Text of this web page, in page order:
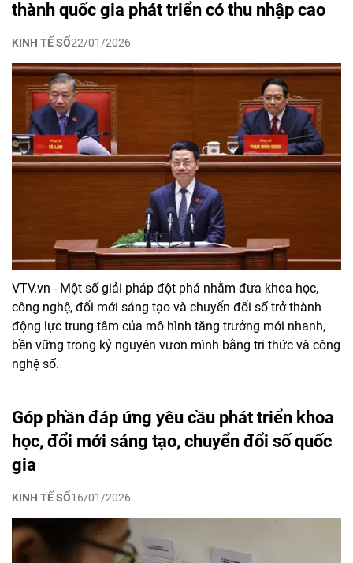
thành quốc gia phát triển có thu nhập cao
KINH TẾ SỐ22/01/2026
VTV.vn - Một số giải pháp đột phá nhằm đưa khoa học,
công nghệ, đổi mới sáng tạo và chuyển đổi số trở thành
động lực trung tâm của mô hình tăng trưởng mới nhanh,
bền vững trong kỷ nguyên vươn mình bằng tri thức và công
nghệ số.
Góp phần đáp ứng yêu cầu phát triển khoa
học, đổi mới sáng tạo, chuyển đổi số quốc
gia
KINH TẾ SỐ16/01/2026